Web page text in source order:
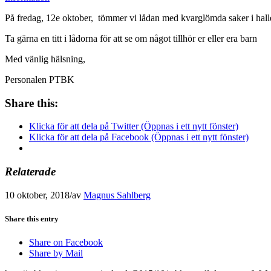
På fredag, 12e oktober, tömmer vi lådan med kvarglömda saker i
Ta gärna en titt i lådorna för att se om något tillhör er eller era barn
Med vänlig hälsning,
Personalen PTBK
Share this:
Klicka för att dela på Twitter (Öppnas i ett nytt fönster)
Klicka för att dela på Facebook (Öppnas i ett nytt fönster)
Relaterade
10 oktober, 2018/av Magnus Sahlberg
Share this entry
Share on Facebook
Share by Mail